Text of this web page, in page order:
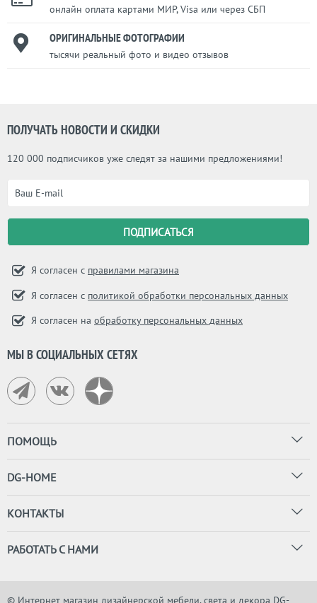
онлайн оплата картами МИР, Visa или через СБП
ОРИГИНАЛЬНЫЕ ФОТОГРАФИИ
тысячи реальный фото и видео отзывов
ПОЛУЧАТЬ НОВОСТИ И СКИДКИ
120 000 подписчиков уже следят за нашими предложениями!
Я согласен с правилами магазина
Я согласен с политикой обработки персональных данных
Я согласен на обработку персональных данных
МЫ В СОЦИАЛЬНЫХ СЕТЯХ
ПОМОЩЬ
DG-HOME
КОНТАКТЫ
РАБОТАТЬ С НАМИ
© Интернет магазин дизайнерской мебели, света и декора DG-